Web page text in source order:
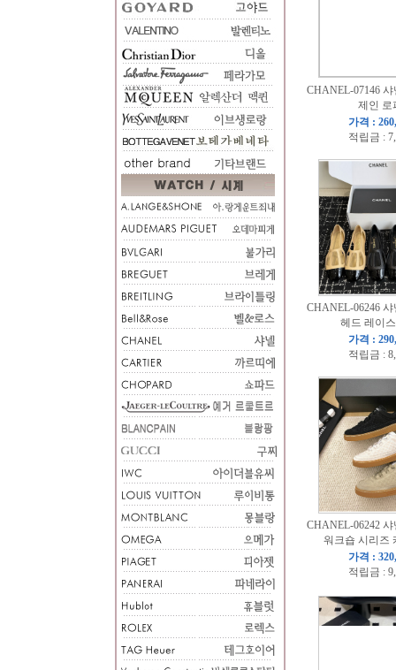
CHANEL-07146 샤
제인 로
가격 :
적립금 :
CHANEL-06246 샤
헤드 레이
가격 :
적립금 :
CHANEL-06242 샤
워크숍 시리즈
가격 :
적립금 :